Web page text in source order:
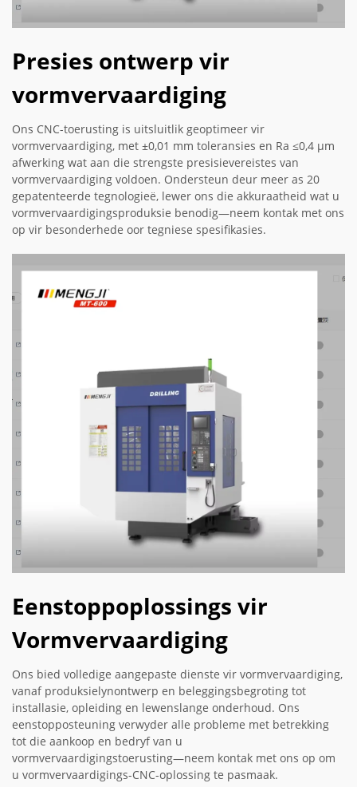
Presies ontwerp vir
vormvervaardiging
Ons CNC-toerusting is uitsluitlik geoptimeer vir
vormvervaardiging, met ±0,01 mm toleransies en Ra ≤0,4 µm
afwerking wat aan die strengste presisievereistes van
vormvervaardiging voldoen. Ondersteun deur meer as 20
gepatenteerde tegnologieë, lewer ons die akkuraatheid wat u
vormvervaardigingsproduksie benodig—neem kontak met ons
op vir besonderhede oor tegniese spesifikasies.
Eenstoppoplossings vir
Vormvervaardiging
Ons bied volledige aangepaste dienste vir vormvervaardiging,
vanaf produksielynontwerp en beleggingsbegroting tot
installasie, opleiding en lewenslange onderhoud. Ons
eenstopposteuning verwyder alle probleme met betrekking
tot die aankoop en bedryf van u
vormvervaardigingstoerusting—neem kontak met ons op om
u vormvervaardigings-CNC-oplossing te pasmaak.